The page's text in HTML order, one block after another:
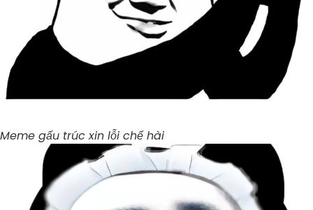
Meme gấu trúc xin lỗi chế hài